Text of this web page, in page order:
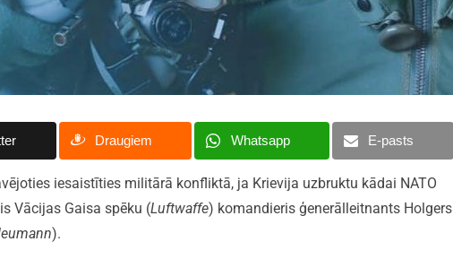
Draugiem Whatsapp E-pasts
iesaistīties militārā konfliktā, ja Krievija uzbruktu kādai NATO
Vācijas Gaisa spēku (Luftwaffe) komandieris ģenerālleitnants Holgers
).